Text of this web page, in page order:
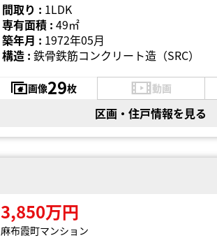
間取り : 1LDK
専有面積 : 49㎡
築年月 : 1972年05月
構造 : 鉄骨鉄筋コンクリート造（SRC）
画像29枚 動画
区画・住戸情報を見る
3,850万円
麻布霞町マンション